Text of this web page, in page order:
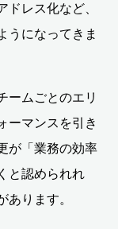
ドレス化など、
うになってきま
ームごとのエリ
ーマンスを引き
が「業務の効率
と認められれ
あります。